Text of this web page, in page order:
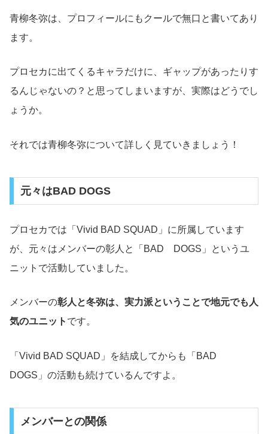
青柳冬弥は、プロフィールにもクールで無口と書いてあり
ます。
プロセカに出てくるキャラだけに、ギャップがあったりす
るんじゃないの？と思ってしまいますが、実際はどうでし
ょうか。
それでは青柳冬弥について詳しく見ていきましょう！
元々はBAD DOGS
プロセカでは「Vivid BAD SQUAD」に所属しています
が、元々はメンバーの彰人と「BAD DOGS」というユ
ニットで活動していました。
メンバーの彰人と冬弥は、実力派ということで地元でも人
気のユニット です。
「Vivid BAD SQUAD」を結成してからも「BAD
DOGS」の活動も続けているんですよ。
メンバーとの関係